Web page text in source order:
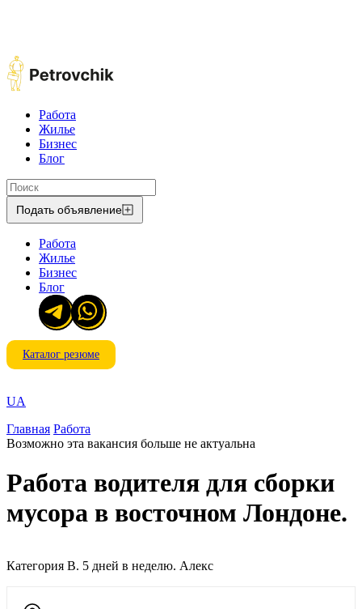
Работа
Жилье
Бизнес
Блог
Подать объявление
Работа
Жилье
Бизнес
Блог
Каталог резюме
UA
Главная Работа
Возможно эта вакансия больше не актуальна
Работа водителя для сборки
мусора в восточном Лондоне.
Категория В. 5 дней в неделю. Алекс